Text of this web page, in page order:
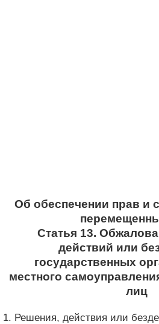
Об обеспечении прав и
Статья 13.
действий или
государственных
местного
лиц
1. Решения, действия или